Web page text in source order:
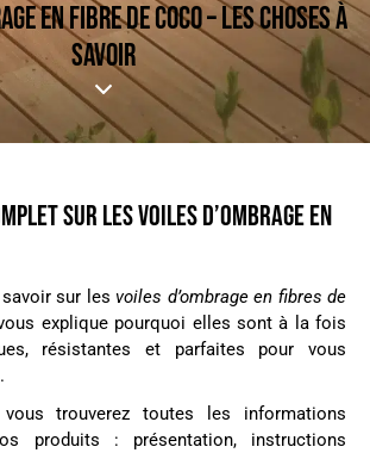
EN FIBRE DE COCO – LES CHOSES À
SAVOIR
SUR LES VOILES D’OMBRAGE EN
sur les voiles d’ombrage en fibres de
explique pourquoi elles sont à la fois
résistantes et parfaites pour vous
trouverez toutes les informations
produits : présentation, instructions